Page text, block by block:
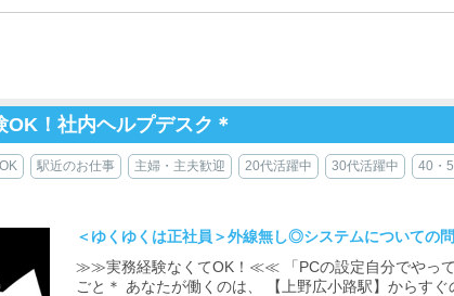
OK！社内ヘルプデスク＊
駅近のお仕事 主婦・主夫歓迎 20代活躍中 30代活躍中 40・
＜ゆくゆくは正社員＞外線無し◎システムについての
≫≫実務経験なくてOK！≪≪ 「PCの設定自分でやっ
ごと＊ あなたが働くのは、 【上野広小路駅】からす